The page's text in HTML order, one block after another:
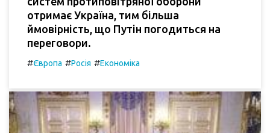
отримає Україна, тим більша
ймовірність, що Путін погодиться на
переговори.
#Європа #Росія #Економіка